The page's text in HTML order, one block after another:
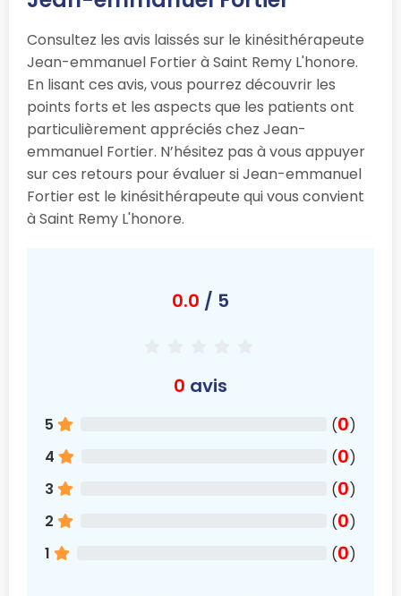
Consultez les avis laissés sur le kinésithérapeute
Jean-emmanuel Fortier à Saint Remy L'honore.
En lisant ces avis, vous pourrez découvrir les
points forts et les aspects que les patients ont
particulièrement appréciés chez Jean-
emmanuel Fortier. N’hésitez pas à vous appuyer
sur ces retours pour évaluer si Jean-emmanuel
Fortier est le kinésithérapeute qui vous convient
à Saint Remy L'honore.
0.0 / 5
0 avis
5 (0)
4
(0)
3
(0)
2
(0)
1
(0)